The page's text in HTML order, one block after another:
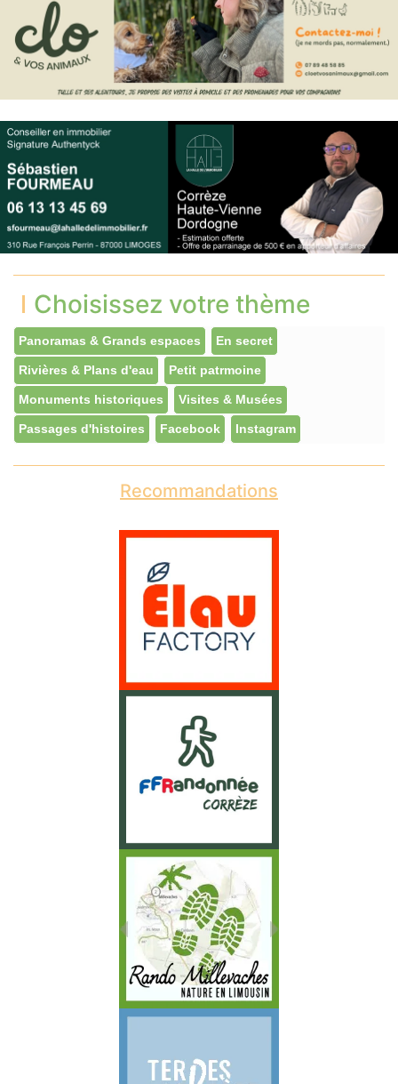
Choisissez votre thème
Panoramas & Grands espaces En secret
Rivières & Plans d'eau Petit patrmoine
Monuments historiques Visites & Musées
Passages d'histoires Facebook Instagram
Recommandations